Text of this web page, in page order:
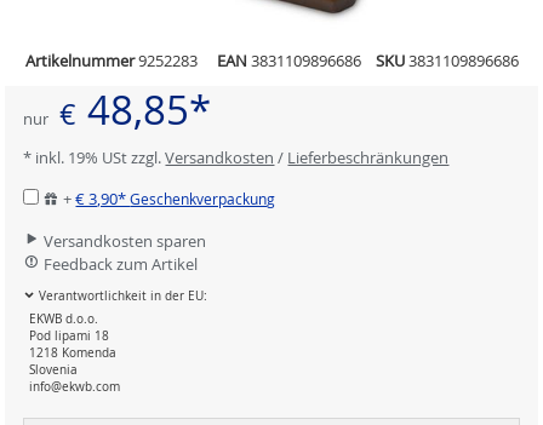
Artikelnummer9252283 EAN 3831109896686 SKU3831109896686
nur € 48,85*
* inkl. 19% USt zzgl.Versandkosten / Lieferbeschränkungen
+€ 3,90*Geschenkverpackung
Versandkosten sparen
Feedback zum Artikel
Verantwortlichkeit in der EU:
EKWB d.o.o.
Pod lipami 18
1218 Komenda
Slovenia
info@ekwb.com